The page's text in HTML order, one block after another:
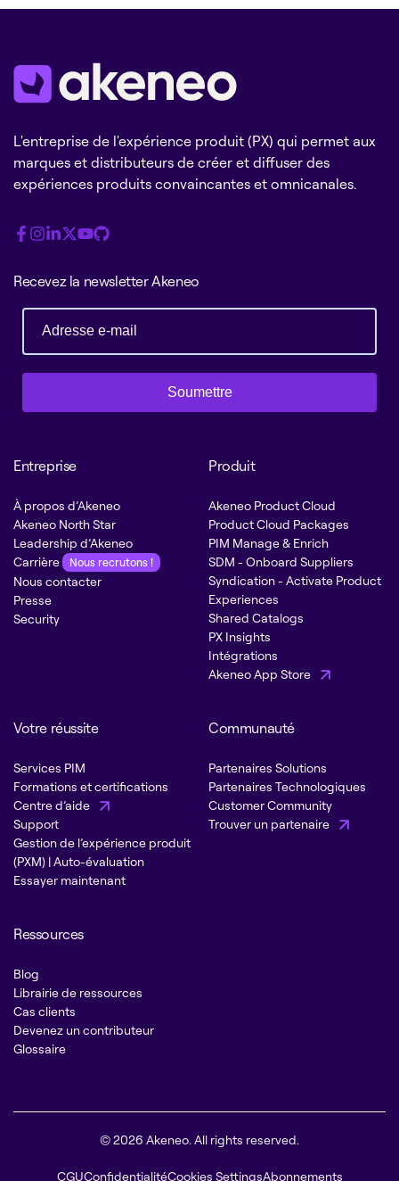
L'entreprise de l'expérience produit (PX) qui permet aux
marques et distributeurs de créer et diffuser des
expériences produits convaincantes et omnicanales.
Recevez la newsletter Akeneo
Soumettre
Entreprise
À propos d’Akeneo
Akeneo North Star
Leadership d’Akeneo
Carrière
Nous recrutons !
Nous contacter
Presse
Security
Produit
Akeneo Product Cloud
Product Cloud Packages
PIM Manage & Enrich
SDM - Onboard Suppliers
Syndication - Activate Product
Experiences
Shared Catalogs
PX Insights
Intégrations
Akeneo App Store
Votre réussite
Services PIM
Formations et certifications
Centre d’aide
Support
Gestion de l’expérience produit
(PXM) | Auto-évaluation
Essayer maintenant
Communauté
Partenaires Solutions
Partenaires Technologiques
Customer Community
Trouver un partenaire
Ressources
Blog
Librairie de ressources
Cas clients
Devenez un contributeur
Glossaire
© 2026 Akeneo. All rights reserved.
CGUConfidentialitéCookies SettingsAbonnements